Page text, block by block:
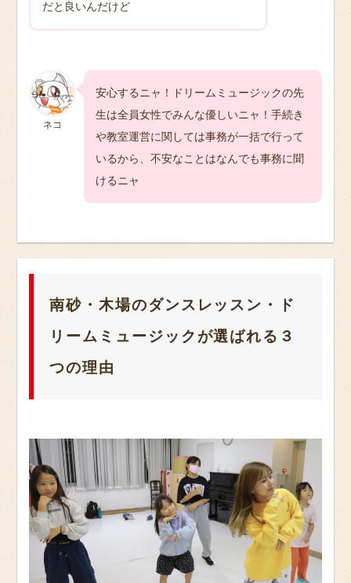
だと良いんだけど
ネコ
安心するニャ！ドリームミュージックの先
生は全員女性でみんな優しいニャ！手続き
や教室運営に関しては事務が一括で行って
いるから、不安なことはなんでも事務に聞
けるニャ
南砂・木場のダンスレッスン・ド
リームミュージックが選ばれる３
つの理由